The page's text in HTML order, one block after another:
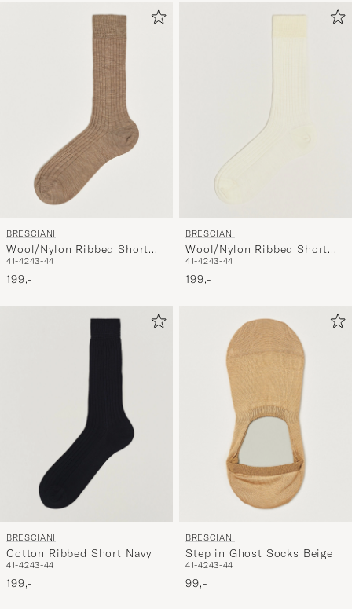
BRESCIANI
Wool/Nylon Ribbed Short
Socks Beige Melange
41-4243-44
199,-
BRESCIANI
Wool/Nylon Ribbed Short
Socks White
41-4243-44
199,-
BRESCIANI
Cotton Ribbed Short Navy
41-4243-44
199,-
BRESCIANI
Step in Ghost Socks Beige
41-4243-44
99,-